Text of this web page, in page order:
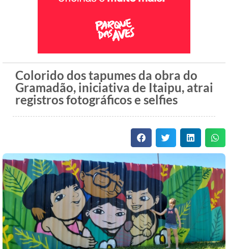
Colorido dos tapumes da obra do
Gramadão, iniciativa de Itaipu, atrai
registros fotográficos e selfies